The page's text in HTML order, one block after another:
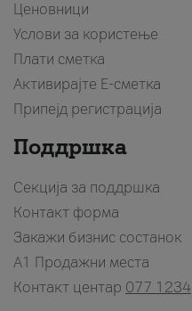
Ценовници
Услови за користење
Плати сметка
Активирајте Е-сметка
Припејд регистрација
Поддршка
Секција за поддршка
Контакт форма
Закажи бизнис состанок
A1 Продажни места
Контакт центар 077 1234